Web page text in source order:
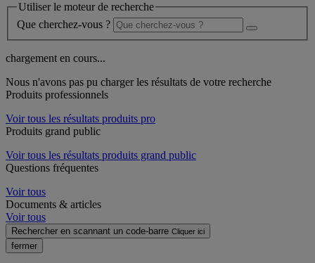
Utiliser le moteur de recherche
Que cherchez-vous ?
chargement en cours...
Nous n'avons pas pu charger les résultats de votre recherche
Produits professionnels
Voir tous les résultats produits pro
Produits grand public
Voir tous les résultats produits grand public
Questions fréquentes
Voir tous
Documents & articles
Voir tous
Rechercher en scannant un code-barre Cliquer ici
fermer